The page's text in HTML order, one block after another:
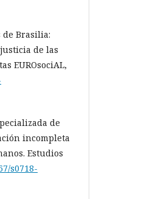
de Brasilia:
de las
EUROsociAL,
de
incompleta
Estudios
s0718-